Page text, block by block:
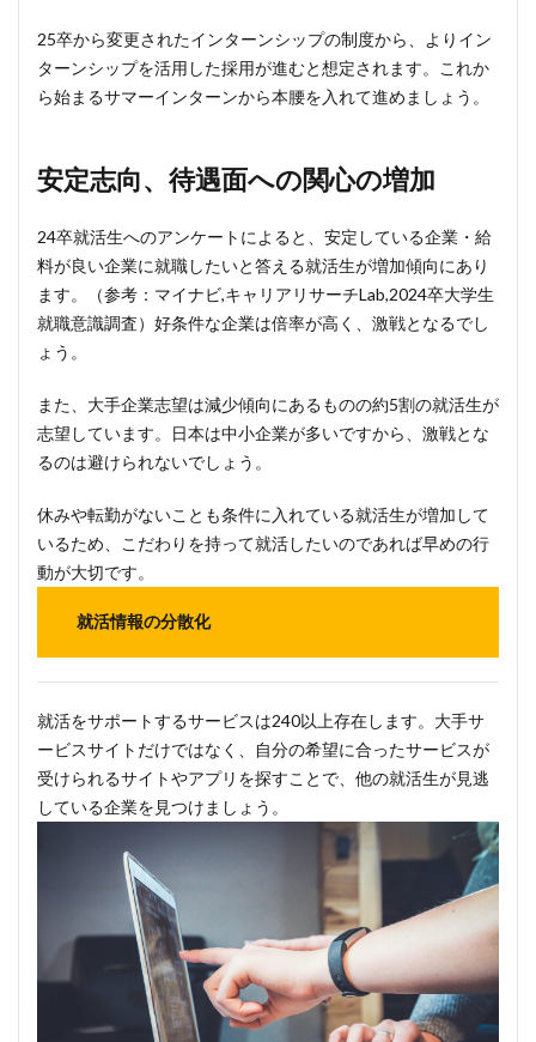
25卒から変更されたインターンシップの制度から、よりイン
ターンシップを活用した採用が進むと想定されます。これか
ら始まるサマーインターンから本腰を入れて進めましょう。
安定志向、待遇面への関心の増加
24卒就活生へのアンケートによると、安定している企業・給
料が良い企業に就職したいと答える就活生が増加傾向にあり
ます。（参考：マイナビ,キャリアリサーチLab,2024卒大学生
就職意識調査）好条件な企業は倍率が高く、激戦となるでし
ょう。
また、大手企業志望は減少傾向にあるものの約5割の就活生が
志望しています。日本は中小企業が多いですから、激戦とな
るのは避けられないでしょう。
休みや転勤がないことも条件に入れている就活生が増加して
いるため、こだわりを持って就活したいのであれば早めの行
動が大切です。
就活情報の分散化
就活をサポートするサービスは240以上存在します。大手サ
ービスサイトだけではなく、自分の希望に合ったサービスが
受けられるサイトやアプリを探すことで、他の就活生が見逃
している企業を見つけましょう。